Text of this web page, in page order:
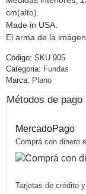
cm(alto).
Made in USA.
El arma de la
Código: SKU 905
Categoria: Fundas
Marca: Plano
Métodos de pago
MercadoPago
Comprá con dinero
Tarjetas de crédito